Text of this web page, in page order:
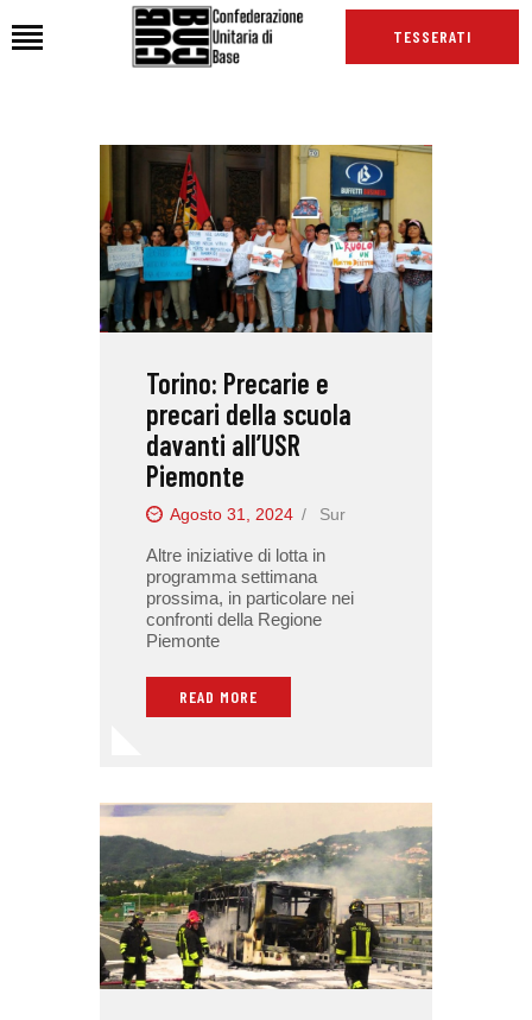
TESSERATI
CHI SIAMO
SEDI
NEWS
PODCAST CUB
INTERNAZIONALE
RASSEGNA STAMPA
Torino: Precarie e
precari della scuola
davanti all’USR
Piemonte
Agosto 31, 2024 Sur
Altre iniziative di lotta in
programma settimana
prossima, in particolare nei
confronti della Regione
Piemonte
READ MORE